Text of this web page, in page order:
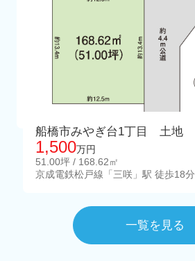
船橋市みやぎ台1丁目 土地
1,500万円
51.00坪 / 168.62㎡
京成電鉄松戸線「三咲」駅 徒歩18分
一覧を見る